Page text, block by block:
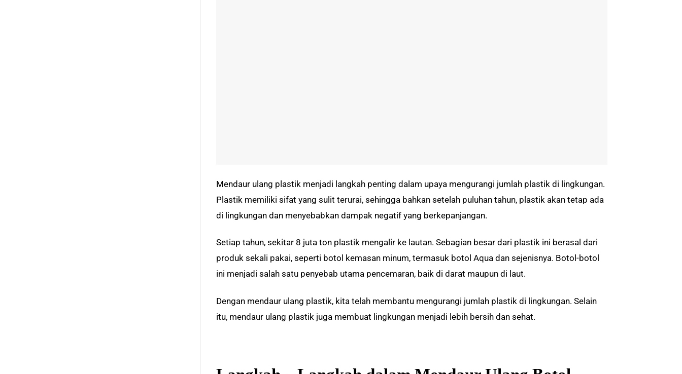
Mendaur ulang plastik menjadi langkah penting dalam upaya mengurangi jumlah plastik di lingkungan.
Plastik memiliki sifat yang sulit terurai, sehingga bahkan setelah puluhan tahun, plastik akan tetap ada
di lingkungan dan menyebabkan dampak negatif yang berkepanjangan.
Setiap tahun, sekitar 8 juta ton plastik mengalir ke lautan. Sebagian besar dari plastik ini berasal dari
produk sekali pakai, seperti botol kemasan minum, termasuk botol Aqua dan sejenisnya. Botol-botol
ini menjadi salah satu penyebab utama pencemaran, baik di darat maupun di laut.
Dengan mendaur ulang plastik, kita telah membantu mengurangi jumlah plastik di lingkungan. Selain
itu, mendaur ulang plastik juga membuat lingkungan menjadi lebih bersih dan sehat.